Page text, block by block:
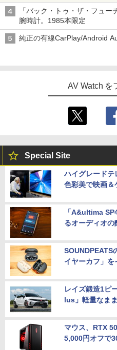
「バック・トゥ・ザ・フュ
腕時計。1985本限定
純正の有線CarPlay/Android
AV Watch を
Special Site
ハイグレード
色彩美で映画＆
「A&ultima
るオーディオの
SOUNDPEATS
イヤーカフ」を
レイズ鍛造1ピ
lus」軽量なま
マウス、RTX
5,000円オフで